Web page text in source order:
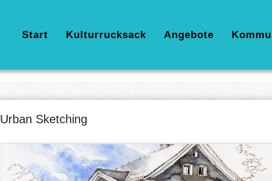
Hauptnavigation
Start Kulturrucksack Angebote
Urban Sketching